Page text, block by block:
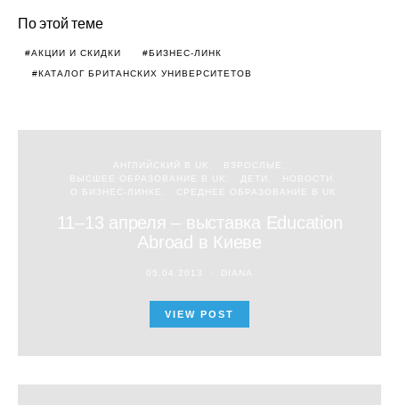
По этой теме
АКЦИИ И СКИДКИ БИЗНЕС-ЛИНК
КАТАЛОГ БРИТАНСКИХ УНИВЕРСИТЕТОВ
АНГЛИЙСКИЙ В UK
ВЗРОСЛЫЕ
ВЫСШЕЕ ОБРАЗОВАНИЕ В UK
ДЕТИ
НОВОСТИ
О БИЗНЕС-ЛИНКЕ
СРЕДНЕЕ ОБРАЗОВАНИЕ В UK
11–13 апреля – выставка Education
Abroad в Киеве
05.04.2013 DIANA
VIEW POST